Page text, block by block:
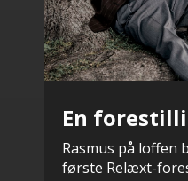
En
Rasmus på loffen
første Relæxt-